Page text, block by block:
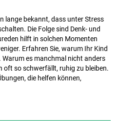
lange bekannt, dass unter Stress
Die Folge sind Denk- und
hilft in solchen Momenten
Erfahren Sie, warum Ihr Kind
es manchmal nicht anders
oft so schwerfällt, ruhig zu bleiben.
die helfen können,